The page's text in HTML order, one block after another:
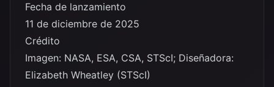
Fecha de lanzamiento
11 de diciembre de 2025
Crédito
Imagen: NASA, ESA, CSA, STScI; Diseñadora:
Elizabeth Wheatley (STScI)